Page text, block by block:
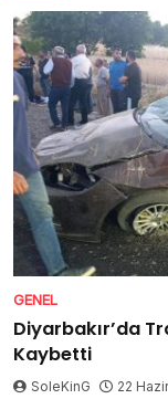
GENEL
Diyarbakır’da
Kaybetti
SoleKinG 22